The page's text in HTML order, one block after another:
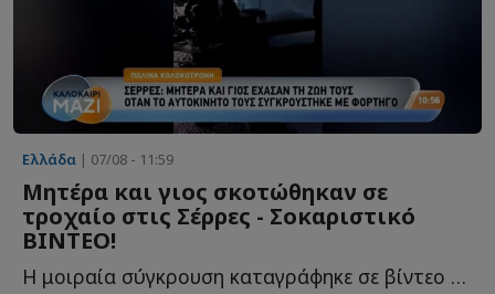
Ελλάδα | 07/08 - 11:59
Mητέρα και γιος σκοτώθηκαν σε
τροχαίο στις Σέρρες - Σοκαριστικό
ΒΙΝΤΕΟ!
Η μοιραία σύγκρουση καταγράφηκε σε βίντεο με τις εικόνες ν...